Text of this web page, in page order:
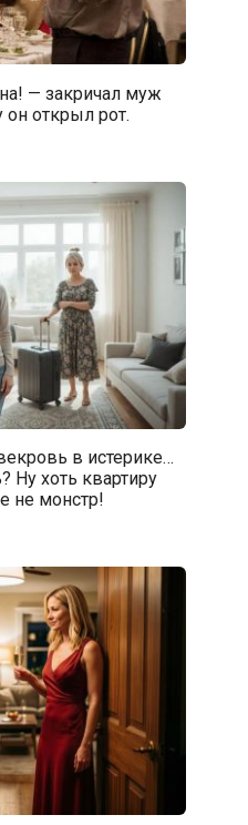
— закричал муж
он открыл рот.
в истерике…
Ну хоть квартиру
не монстр!